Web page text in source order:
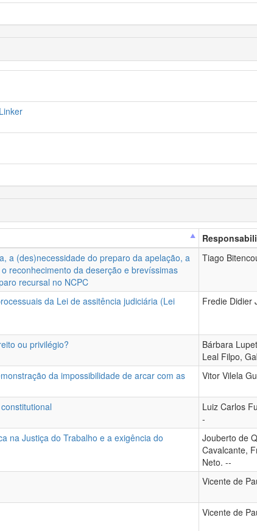
Linker
a (des)necessidade do preparo da apelação, a
reconhecimento da deserção e brevíssimas
recursal no NCPC
Tiago
da Lei de assitência judiciária (Lei
Fredie Didier
ou privilégio?
Bárbara
Leal Filpo,
da impossibilidade de arcar com as
Vitor Vilela
Luiz Carlos
-
na Justiça do Trabalho e a exigência do
Jouberto de
Cavalcante,
Neto. --
Vicente de
Vicente de